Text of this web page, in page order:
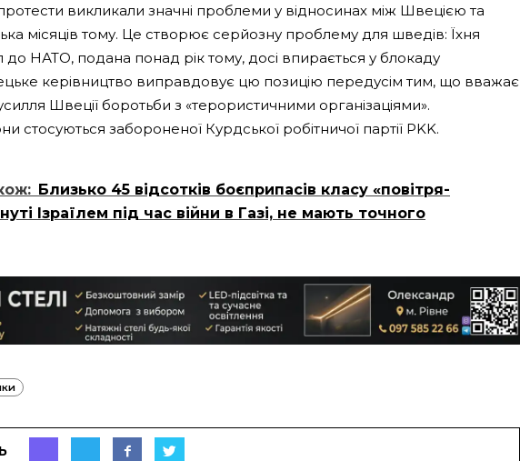
викликали значні проблеми у відносинах між Швецією та
місяців тому. Це створює серйозну проблему для шведів: Їхня
до НАТО, подана понад рік тому, досі впирається у блокаду
керівництво виправдовує цю позицію передусім тим, що вважає
Швеції боротьби з «терористичними організаціями».
стосуються забороненої Курдської робітничої партії PKK.
Близько 45 відсотків боєприпасів класу «повітря-
Ізраїлем під час війни в Газі, не мають точного